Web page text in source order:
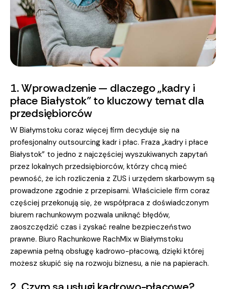
1. Wprowadzenie — dlaczego „kadry i
płace Białystok” to kluczowy temat dla
przedsiębiorców
W Białymstoku coraz więcej firm decyduje się na
profesjonalny outsourcing kadr i płac. Fraza „kadry i płace
Białystok” to jedno z najczęściej wyszukiwanych zapytań
przez lokalnych przedsiębiorców, którzy chcą mieć
pewność, że ich rozliczenia z ZUS i urzędem skarbowym są
prowadzone zgodnie z przepisami. Właściciele firm coraz
częściej przekonują się, że współpraca z doświadczonym
biurem rachunkowym pozwala uniknąć błędów,
zaoszczędzić czas i zyskać realne bezpieczeństwo
prawne. Biuro Rachunkowe RachMix w Białymstoku
zapewnia pełną obsługę kadrowo-płacową, dzięki której
możesz skupić się na rozwoju biznesu, a nie na papierach.